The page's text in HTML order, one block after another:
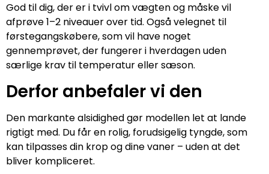
God til dig, der er i tvivl om vægten og måske vil
afprøve 1–2 niveauer over tid. Også velegnet til
førstegangskøbere, som vil have noget
gennemprøvet, der fungerer i hverdagen uden
særlige krav til temperatur eller sæson.
Derfor anbefaler vi den
Den markante alsidighed gør modellen let at lande
rigtigt med. Du får en rolig, forudsigelig tyngde, som
kan tilpasses din krop og dine vaner – uden at det
bliver kompliceret.